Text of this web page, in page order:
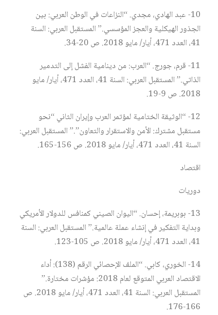
10- عبد الهادي، مجدي. “النزاعات في الوطن العربي: بين
الجذور الهيكلية والعجز المؤسسي.” المستقبل العربي: السنة
41، العدد 471، أيار/ مايو 2018. ص 20-34.
11- قرم، جورج. “العرب: من دينامية الفشل إلى التدمير
الذاتي.” المستقبل العربي: السنة 41، العدد 471، أيار/ مايو
2018. ص 9-19.
12- “الوثيقة الختامية لمؤتمر العرب وإيران الثاني “نحو
مستقبل مشترك: الأمن والاستقرار والتعاون”.” المستقبل العربي:
السنة 41، العدد 471، أيار/ مايو 2018. ص 156-165.
اقتصاد
دوريات
13- بوبريمة، إحسان. “اليوان الصيني كمنافس للدولار الأمريكي
وبداية التفكير في إنشاء عملة عالمية.” المستقبل العربي: السنة
41، العدد 471، أيار/ مايو 2018. ص 105-123.
14- الخوري، كابي. “الملف الإحصائي الرقم (138): أداء
الاقتصاد العربي المتوقع لعام 2018: مؤشرات مختارة.”
المستقبل العربي: السنة 41، العدد 471، أيار/ مايو 2018. ص
166-176.